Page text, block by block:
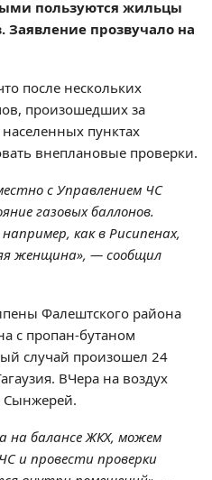
пользуются жильцы
прозвучало на
после нескольких
произошедших за
пунктах
внеплановые проверки.
с Управлением ЧС
газовых баллонов.
как в Рисипенах,
женщина», — сообщил
Фалештского района
с пропан-бутаном
случай произошел 24
ВЧера на воздух
Сынжерей.
на балансе ЖКХ, можем
и провести проверки